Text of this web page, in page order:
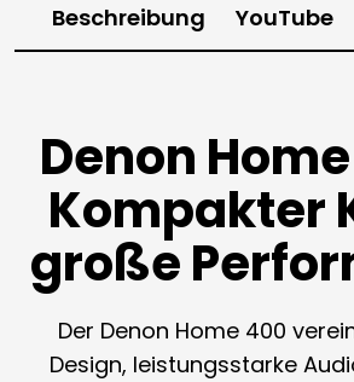
Beschreibung YouTube
Denon
Kompakter
große
Der Denon Home 400
Design, leistungsstarke